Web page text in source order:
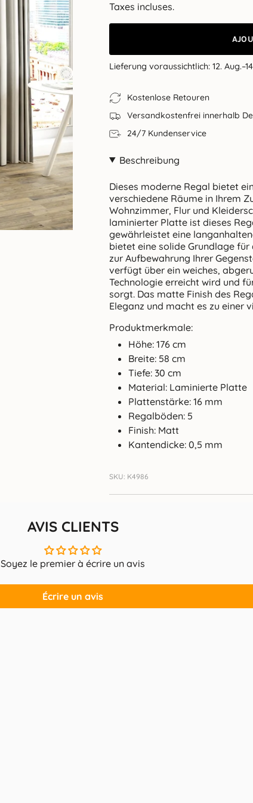
de
vente
régulier
Taxes incluses.
Lieferung voraussichtlich: 12.
Kostenlose Retouren
Versandkostenfrei innerhalb
24/7 Kundenservice
Beschreibung
Dieses moderne Regal bietet
verschiedene Räume in Ihrem
Wohnzimmer, Flur und
laminierter Platte ist dieses
gewährleistet eine
bietet eine solide Grundlage
zur Aufbewahrung Ihrer
verfügt über ein weiches,
Technologie erreicht wird und
sorgt. Das matte Finish des
Eleganz und macht es zu einer
Produktmerkmale:
Höhe: 176 cm
Breite: 58 cm
Tiefe: 30 cm
Material: Laminierte Platte
Plattenstärke: 16 mm
Regalböden: 5
Finish: Matt
Kantendicke: 0,5 mm
SKU: K4986
AVIS CLIENTS
Soyez le premier à écrire un avis
Écrire un avis